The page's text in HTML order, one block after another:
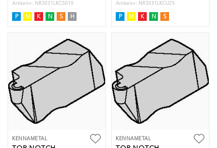
Artikelnr: NR3031LKC5010
P M K N S H
Artikelnr: NR3031LKCU25
P M K N S
KENNAMETAL KENNAMETAL